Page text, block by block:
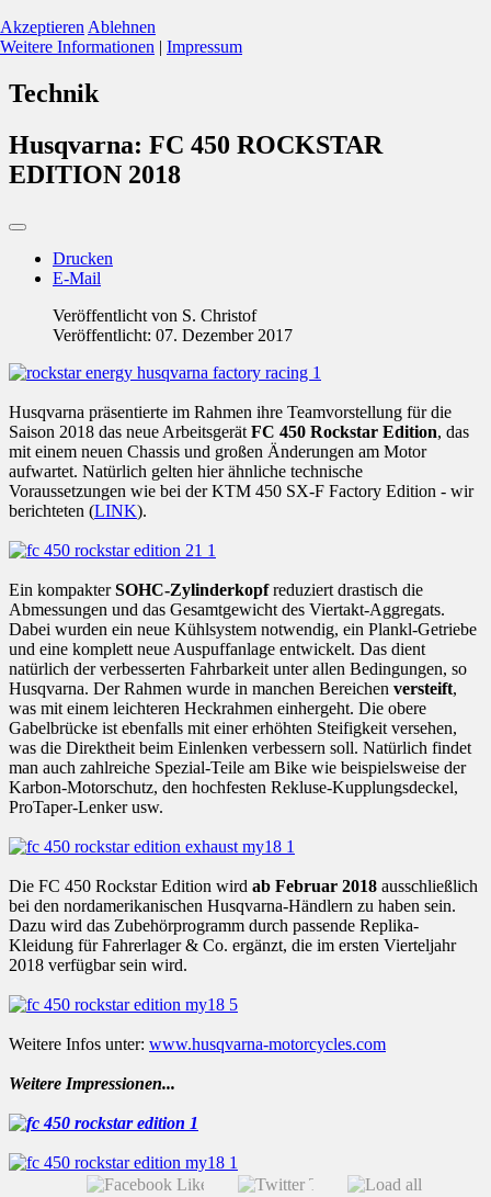
Technik
Husqvarna: FC 450 ROCKSTAR
EDITION 2018
Drucken
E-Mail
Veröffentlicht von S. Christof
Veröffentlicht: 07. Dezember 2017
Husqvarna präsentierte im Rahmen ihre Teamvorstellung für die
Saison 2018 das neue Arbeitsgerät FC 450 Rockstar Edition, das
mit einem neuen Chassis und großen Änderungen am Motor
aufwartet. Natürlich gelten hier ähnliche technische
Voraussetzungen wie bei der KTM 450 SX-F Factory Edition - wir
berichteten (LINK).
Ein kompakterSOHC-Zylinderkopfreduziert drastisch die
Abmessungen und das Gesamtgewicht des Viertakt-Aggregats.
Dabei wurden ein neue Kühlsystem notwendig, ein Plankl-Getriebe
und eine komplett neue Auspuffanlage entwickelt. Das dient
natürlich der verbesserten Fahrbarkeit unter allen Bedingungen, so
Husqvarna. Der Rahmen wurde in manchen Bereichen versteift,
was mit einem leichteren Heckrahmen einhergeht. Die obere
Gabelbrücke ist ebenfalls mit einer erhöhten Steifigkeit versehen,
was die Direktheit beim Einlenken verbessern soll. Natürlich findet
man auch zahlreiche Spezial-Teile am Bike wie beispielsweise der
Karbon-Motorschutz, den hochfesten Rekluse-Kupplungsdeckel,
ProTaper-Lenker usw.
Die FC 450 Rockstar Edition wird ab Februar 2018 ausschließlich
bei den nordamerikanischen Husqvarna-Händlern zu haben sein.
Dazu wird das Zubehörprogramm durch passende Replika-
Kleidung für Fahrerlager & Co. ergänzt, die im ersten Vierteljahr
2018 verfügbar sein wird.
Weitere Infos unter: www.husqvarna-motorcycles.com
Weitere Impressionen...
Akzeptieren Ablehnen
Weitere Informationen | Impressum